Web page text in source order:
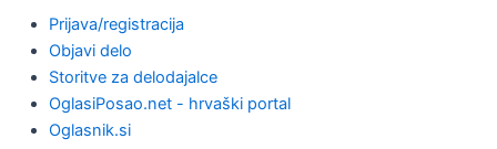
Prijava/registracija
Objavi delo
Storitve za delodajalce
OglasiPosao.net - hrvaški portal
Oglasnik.si